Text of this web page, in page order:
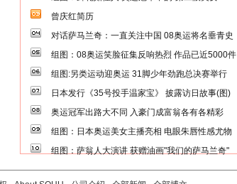
曾庆红简历
对话萨马兰奇：一直关注中国 08奥运将名垂青史
组图：08奥运笑脸征集反响热烈 作品已近5000件
组图:另类运动迎奥运 31脚少年劲跑总决赛举行
日本发行《35号投手温家宝》 披露访日故事(图)
奥运冠军出路大不同 入豪门成富翁各有各精彩
组图：日本奥运美女主播亮相 电眼朱唇性感尤物
组图：萨翁人大演讲 获赠油画"我们的萨马兰奇"